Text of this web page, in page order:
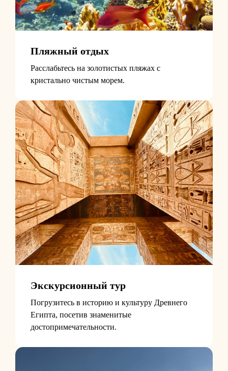
Пляжный отдых
Расслабьтесь на золотистых пляжах с
кристально чистым морем.
Экскурсионный тур
Погрузитесь в историю и культуру Древнего
Египта, посетив знаменитые
достопримечательности.